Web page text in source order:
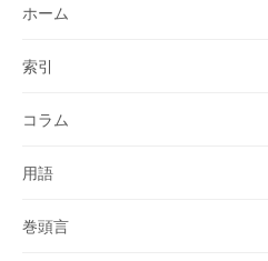
ホーム
索引
コラム
用語
巻頭言